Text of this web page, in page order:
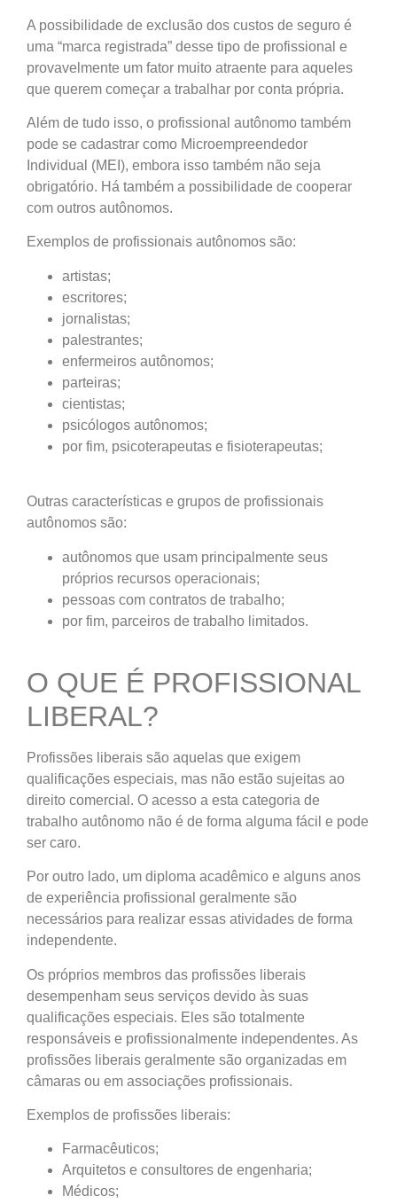
A possibilidade de exclusão dos custos de seguro é
uma “marca registrada” desse tipo de profissional e
provavelmente um fator muito atraente para aqueles
que querem começar a trabalhar por conta própria.
Além de tudo isso, o profissional autônomo também
pode se cadastrar como Microempreendedor
Individual (MEI), embora isso também não seja
obrigatório. Há também a possibilidade de cooperar
com outros autônomos.
Exemplos de profissionais autônomos são:
artistas;
escritores;
jornalistas;
palestrantes;
enfermeiros autônomos;
parteiras;
cientistas;
psicólogos autônomos;
por fim, psicoterapeutas e fisioterapeutas;
Outras características e grupos de profissionais
autônomos são:
autônomos que usam principalmente seus
próprios recursos operacionais;
pessoas com contratos de trabalho;
por fim, parceiros de trabalho limitados.
O QUE É PROFISSIONAL
LIBERAL?
Profissões liberais são aquelas que exigem
qualificações especiais, mas não estão sujeitas ao
direito comercial. O acesso a esta categoria de
trabalho autônomo não é de forma alguma fácil e pode
ser caro.
Por outro lado, um diploma acadêmico e alguns anos
de experiência profissional geralmente são
necessários para realizar essas atividades de forma
independente.
Os próprios membros das profissões liberais
desempenham seus serviços devido às suas
qualificações especiais. Eles são totalmente
responsáveis e profissionalmente independentes. As
profissões liberais geralmente são organizadas em
câmaras ou em associações profissionais.
Exemplos de profissões liberais:
Farmacêuticos;
Arquitetos e consultores de engenharia;
Médicos;